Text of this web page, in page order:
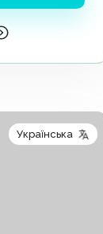
Українська